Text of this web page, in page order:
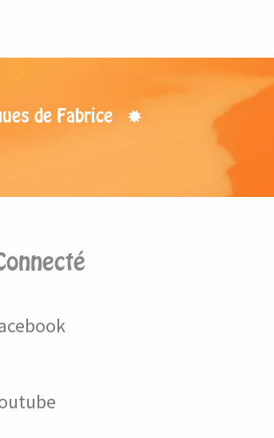
de Fabrice